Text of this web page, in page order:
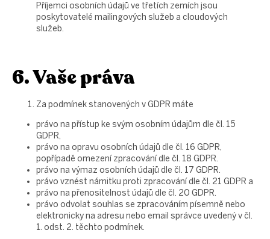
Příjemci osobních údajů ve třetích zemích jsou
poskytovatelé mailingových služeb a cloudových
služeb.
6. Vaše práva
Za podmínek stanovených v GDPR máte
právo na přístup ke svým osobním údajům dle čl. 15
GDPR,
právo na opravu osobních údajů dle čl. 16 GDPR,
popřípadě omezení zpracování dle čl. 18 GDPR.
právo na výmaz osobních údajů dle čl. 17 GDPR.
právo vznést námitku proti zpracování dle čl. 21 GDPR a
právo na přenositelnost údajů dle čl. 20 GDPR.
právo odvolat souhlas se zpracováním písemně nebo
elektronicky na adresu nebo email správce uvedený v čl.
1. odst. 2. těchto podmínek.